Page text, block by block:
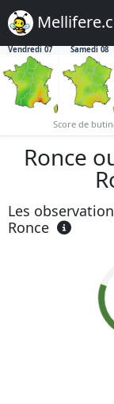
Vendredi 07 Samedi 08
Score de
Ronce
Les
Ronce